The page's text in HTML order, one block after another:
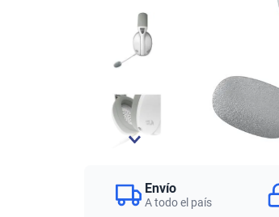
Envío
A todo el país